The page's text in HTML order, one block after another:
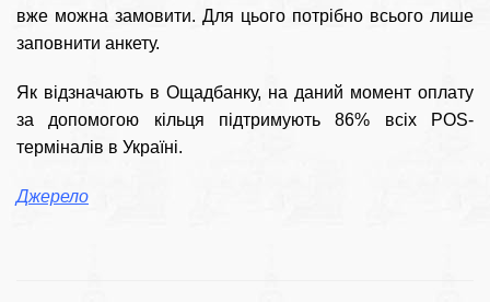
вже можна замовити. Для цього потрібно всього лише
заповнити анкету.
Як відзначають в Ощадбанку, на даний момент оплату
за допомогою кільця підтримують 86% всіх POS-
терміналів в Україні.
Джерело